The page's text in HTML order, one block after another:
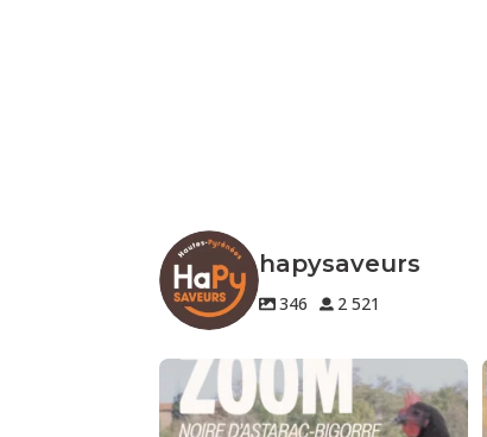
hapysaveurs
346 2 521
🐔 Zoom sur un produit de notre terroir
Le...
3 0